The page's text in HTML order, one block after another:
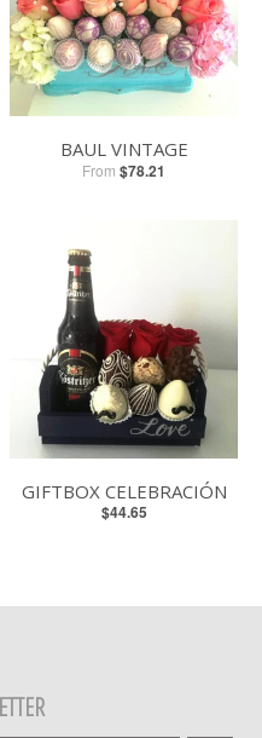
BAUL VINTAGE
From $78.21
GIFTBOX CELEBRACIÓN
$44.65